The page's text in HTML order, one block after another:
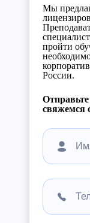
Мы
пройти
России.
свяжемся